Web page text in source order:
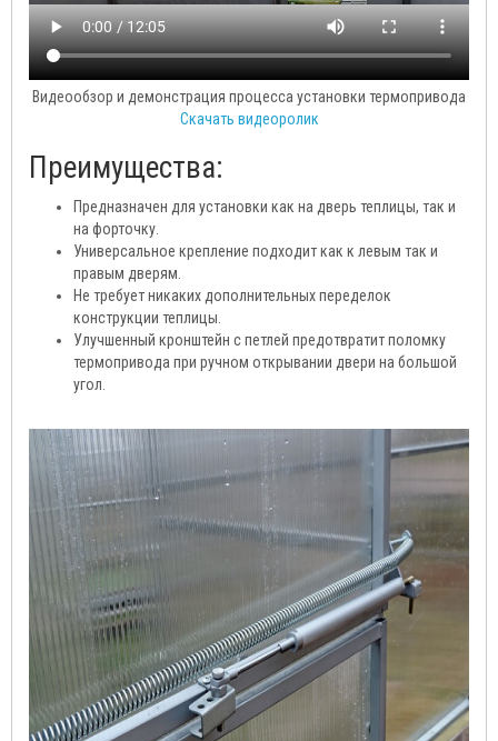
Видеообзор и демонстрация процесса установки термопривода
Скачать видеоролик
Преимущества:
Предназначен для установки как на дверь теплицы, так и
на форточку.
Универсальное крепление подходит как к левым так и
правым дверям.
Не требует никаких дополнительных переделок
конструкции теплицы.
Улучшенный кронштейн с петлей предотвратит поломку
термопривода при ручном открывании двери на большой
угол.